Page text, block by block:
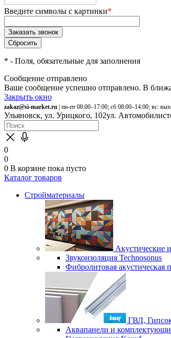
Введите символы с картинки*
* - Поля, обязательные для заполнения
Сообщение отправлено
Ваше сообщение успешно отправлено. В
Закрыть окно
zakaz@si-market.ru | пн-пт 08:00–17:00; сб 08:00–14:00; вс:
Ульяновск, ул. Урицкого, 102ул.
0
0
0 В корзине пока пусто
Каталог товаров
Стройматериалы
Акустические
Звукоизоляция Technosonus
Фибролитовая акустическая
ГВЛ,
Аквапанели и